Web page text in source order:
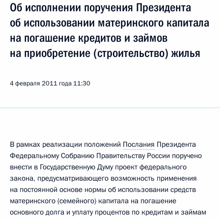
Об исполнении поручения Президента
об использовании материнского капитала
на погашение кредитов и займов
на приобретение (строительство) жилья
4 февраля 2011 года 11:30
В рамках реализации положений Послания Президента
Федеральному Собранию Правительству России поручено
внести в Государственную Думу проект федерального
закона, предусматривающего возможность применения
на постоянной основе нормы об использовании средств
материнского (семейного) капитала на погашение
основного долга и уплату процентов по кредитам и займам